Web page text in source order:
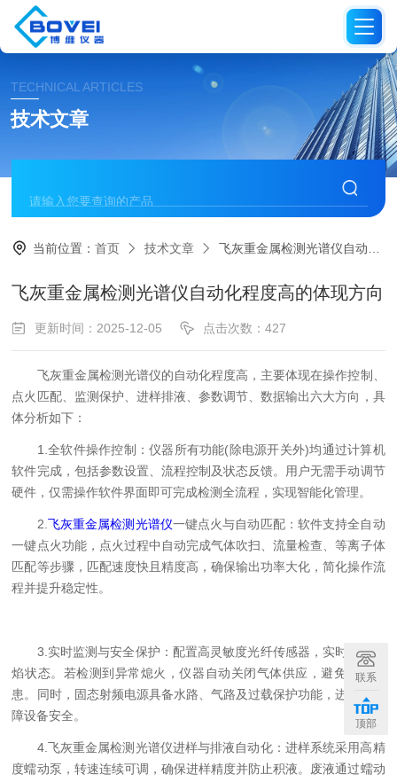
TECHNICAL ARTICLES
技术文章
当前位置：首页 技术文章 飞灰重金属检测光谱仪自动化程度高的体现方向
飞灰重金属检测光谱仪自动化程度高的体现方向
更新时间：2025-12-05 点击次数：427
飞灰重金属检测光谱仪的自动化程度高，主要体现在操作控制、
点火匹配、监测保护、进样排液、参数调节、数据输出六大方向，具
体分析如下：
1.全软件操作控制：仪器所有功能(除电源开关外)均通过计算机
软件完成，包括参数设置、流程控制及状态反馈。用户无需手动调节
硬件，仅需操作软件界面即可完成检测全流程，实现智能化管理。
2. 飞灰重金属检测光谱仪一键点火与自动匹配：软件支持全自动
一键点火功能，点火过程中自动完成气体吹扫、流量检查、等离子体
匹配等步骤，匹配速度快且精度高，确保输出功率大化，简化操作流
程并提升稳定性。
3.实时监测与安全保护：配置高灵敏度光纤传感器，实时监测火
焰状态。若检测到异常熄火，仪器自动关闭气体供应，避免安全隐
患。同时，固态射频电源具备水路、气路及过载保护功能，进一步保
障设备安全。
4.飞灰重金属检测光谱仪进样与排液自动化：进样系统采用高精
度蠕动泵，转速连续可调，确保进样精度并防止积液。废液通过蠕动
联系
顶部